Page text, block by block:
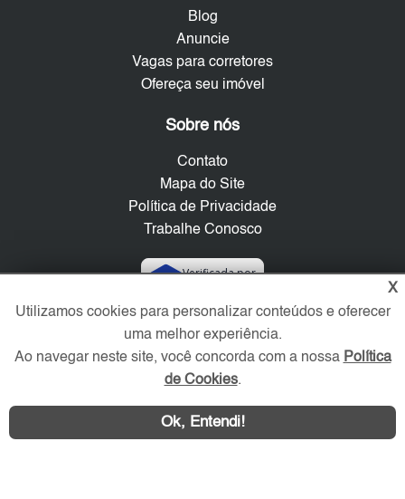
Blog
Anuncie
Vagas para corretores
Ofereça seu imóvel
Sobre nós
Contato
Mapa do Site
Política de Privacidade
Trabalhe Conosco
Verificada por
Redes Sociais
X
Utilizamos cookies para personalizar conteúdos e oferecer
uma melhor experiência.
Ao navegar neste site, você concorda com a nossa Política
de Cookies.
Ok, Entendi!